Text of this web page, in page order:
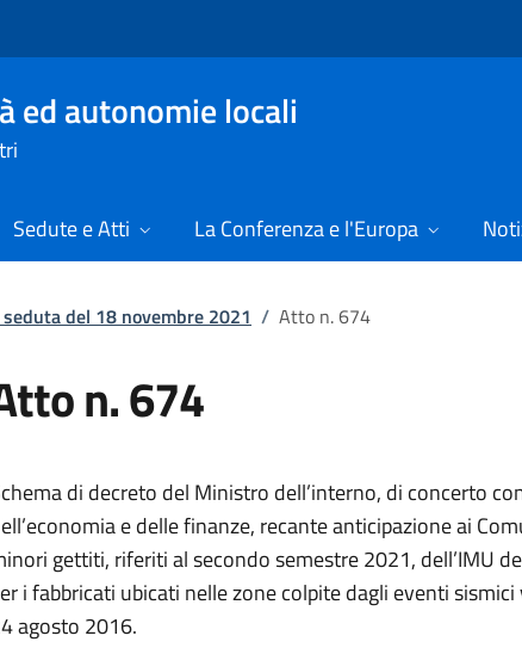
ed autonomie locali
Sedute e Atti La Conferenza e l'Europa
del 18 novembre 2021 / Atto n. 674
n. 674
di decreto del Ministro dell’interno, di concerto
e delle finanze, recante anticipazione ai
gettiti, riferiti al secondo semestre 2021, dell’IMU
i fabbricati ubicati nelle zone colpite dagli eventi
agosto 2016.